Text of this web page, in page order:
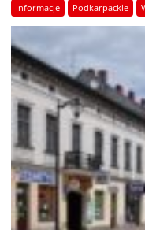
Informacje Podkarpackie